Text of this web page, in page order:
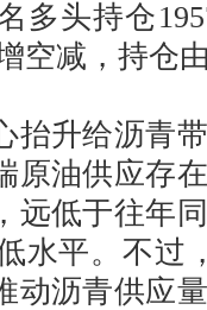
头持仓
空减，持仓
升给沥青带
原油供应存
远低于往年
水平。不过
动沥青供应